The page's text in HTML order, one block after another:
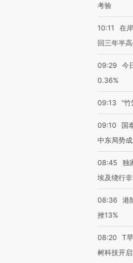
考验
10:11
在
回三年半
09:29
今
0.36%
09:13 “
09:10
国
中东局势
08:45
独
埃及绕行
08:36
港
挫13%
08:20
T
树科技开